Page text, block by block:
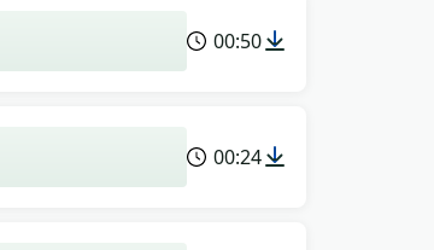
00:50
00:24